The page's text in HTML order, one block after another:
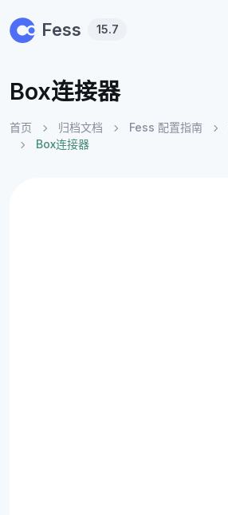
Fess 15.7
Box连接器
首页 归档文档 Fess 配置指南
Box连接器